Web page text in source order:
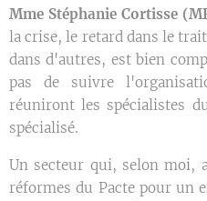
Mme Stéphanie Cortisse
la crise, le retard dans le
dans d'autres, est bien
pas de suivre
réuniront les spécialistes
spécialisé.
Un secteur qui, selon moi,
réformes du Pacte pour un